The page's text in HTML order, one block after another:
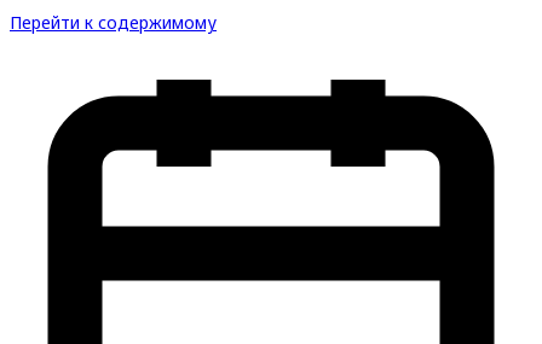
Перейти к содержимому